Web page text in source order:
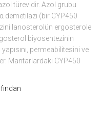
türevidir. Azol grubu
demetilazı (bir CYP450
lanosterolün ergosterole
biyosentezinin
permeabilitesini ve
Mantarlardaki CYP450